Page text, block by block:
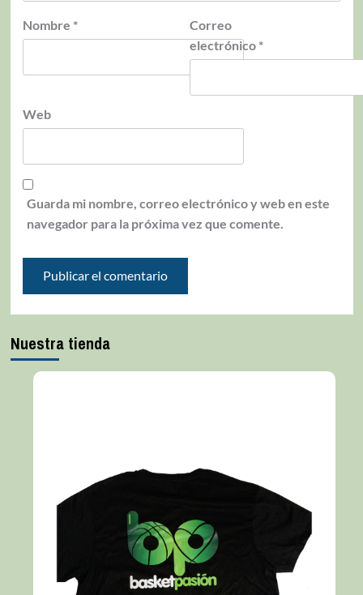
Nombre *
Correo
electrónico *
Web
Guarda mi nombre, correo electrónico y web en este
navegador para la próxima vez que comente.
Nuestra tienda